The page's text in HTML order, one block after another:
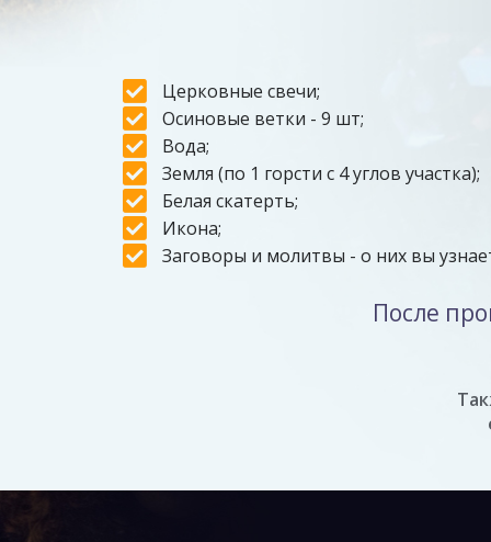
Церковные свечи;
Осиновые ветки - 9 шт;
Вода;
Земля (по 1 горсти с 4 углов участка);
Белая скатерть;
Икона;
Заговоры и молитвы - о них вы
После